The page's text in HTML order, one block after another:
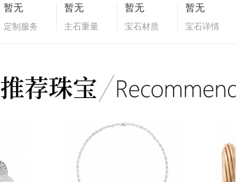
暂无
定制服务
暂无
主石重量
暂无
宝石材质
暂无
宝石详情